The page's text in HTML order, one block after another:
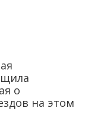
о
на этом